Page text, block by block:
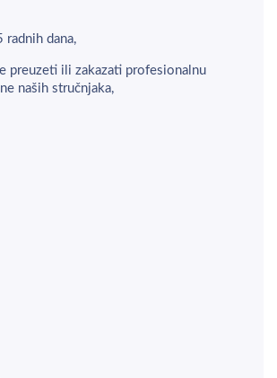
radnih dana,
preuzeti ili zakazati profesionalnu
naših stručnjaka,